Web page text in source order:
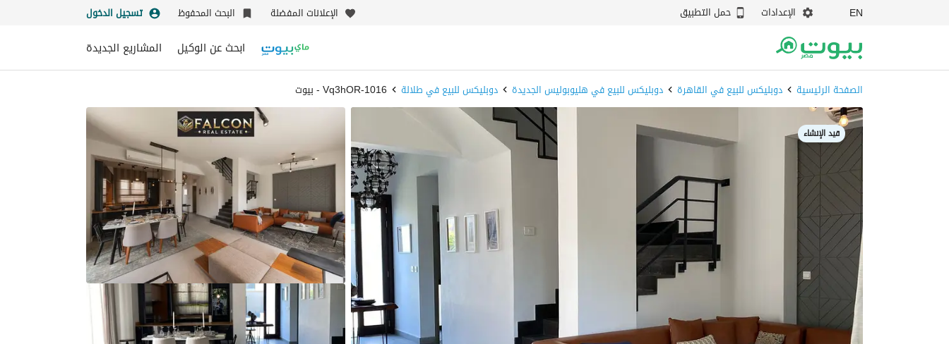
EN الإعدادات حمل التطبيق الإعلانات المفضلة البحث المحفوظ تسجيل الدخول
ابحث عن الوكيل المشاريع الجديدة
الصفحة الرئيسية دوبليكس للبيع في القاهرة دوبليكس للبيع في هليوبوليس الجديدة دوبليكس للبيع في طلالة 1016-Vq3hOR - بيوت
قيد الإنشاء